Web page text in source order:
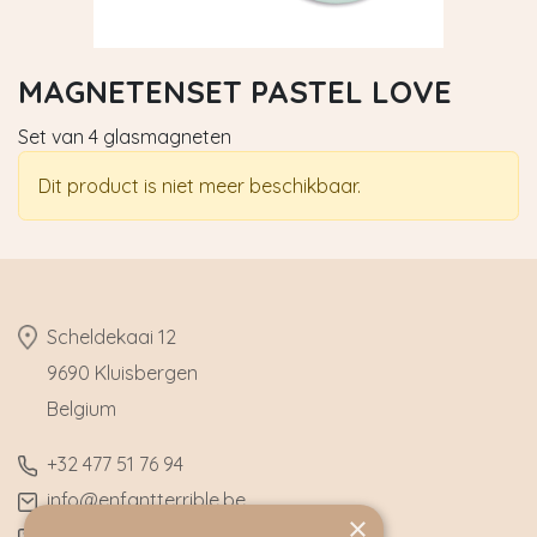
MAGNETENSET PASTEL LOVE
Set van 4 glasmagneten
Dit product is niet meer beschikbaar.
​Scheldekaai 12
9690 Kluisbergen
​Belgium
​+32 477 51 76 94
​info@enfantterrible.be
×